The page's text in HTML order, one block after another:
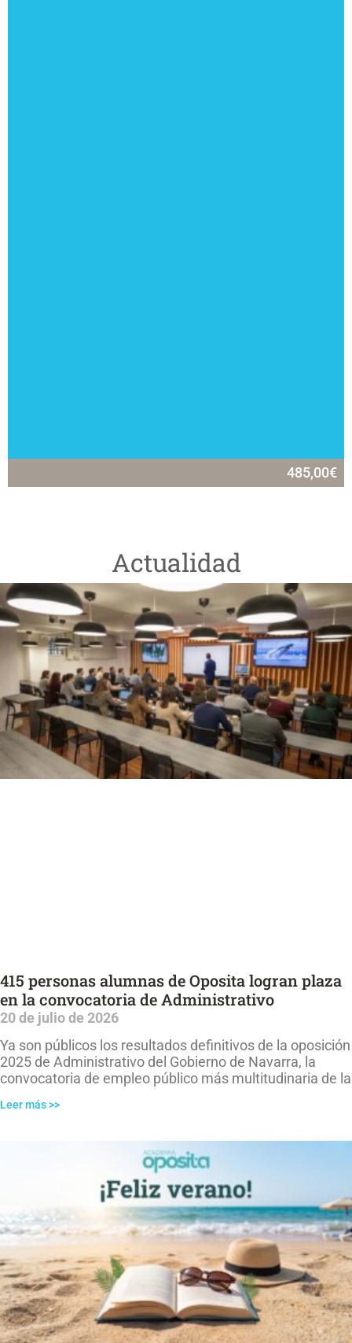
485,00€
Actualidad
415 personas alumnas de Oposita logran plaza
en la convocatoria de Administrativo
20 de julio de 2026
Ya son públicos los resultados definitivos de la oposición
2025 de Administrativo del Gobierno de Navarra, la
convocatoria de empleo público más multitudinaria de la
Leer más >>